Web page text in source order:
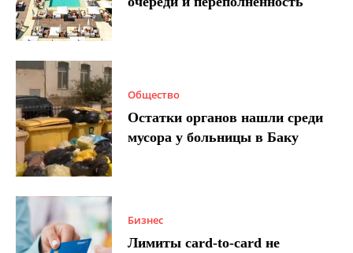
Общество
Остатки органов нашли среди
мусора у больницы в Баку
Бизнес
Лимиты card-to-card не